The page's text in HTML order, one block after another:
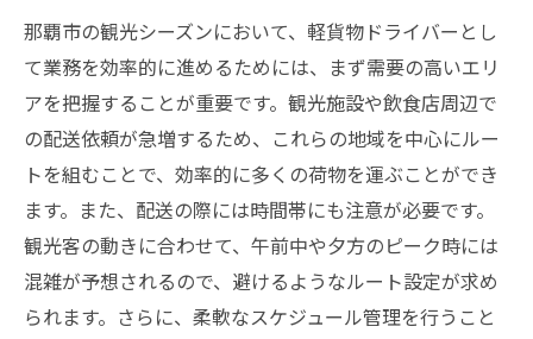
那覇市の観光シーズンにおいて、軽貨物ドライバーとし
て業務を効率的に進めるためには、まず需要の高いエリ
アを把握することが重要です。観光施設や飲食店周辺で
の配送依頼が急増するため、これらの地域を中心にルー
トを組むことで、効率的に多くの荷物を運ぶことができ
ます。また、配送の際には時間帯にも注意が必要です。
観光客の動きに合わせて、午前中や夕方のピーク時には
混雑が予想されるので、避けるようなルート設定が求め
られます。さらに、柔軟なスケジュール管理を行うこと